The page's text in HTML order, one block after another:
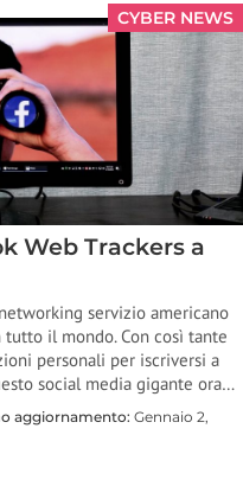
CYBER NEWS
Web Trackers a
servizio americano
il mondo. Con così tante
personali per iscriversi a
social media gigante ora…
aggiornamento: Gennaio 2,